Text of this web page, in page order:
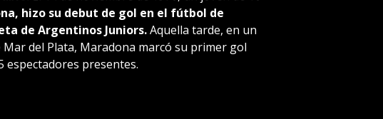
hizo su debut de gol en el fútbol de
de Argentinos Juniors.Aquella tarde, en un
del Plata, Maradona marcó su primer gol
espectadores presentes.